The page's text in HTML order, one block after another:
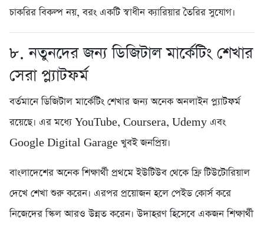
চাকরির বিকল্প নয়, বরং একটি স্বাধীন ক্যারিয়ার তৈরির সুযোগ।
৮. নতুনদের জন্য ডিজিটাল মার্কেটিং শেখার
সেরা প্ল্যাটফর্ম
বর্তমানে ডিজিটাল মার্কেটিং শেখার জন্য অনেক অনলাইন প্ল্যাটফর্ম
রয়েছে। এর মধ্যে YouTube, Coursera, Udemy এবং
Google Digital Garage খুবই জনপ্রিয়।
বাংলাদেশের অনেক শিক্ষার্থী প্রথমে ইউটিউব থেকে ফ্রি টিউটোরিয়াল
দেখে শেখা শুরু করেন। এরপর প্রয়োজন হলে পেইড কোর্স করে
নিজেদের স্কিল আরও উন্নত করেন। উদাহরণ হিসেবে একজন শিক্ষার্থী